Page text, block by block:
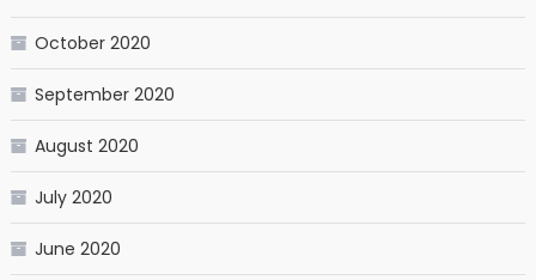
October 2020
September 2020
August 2020
July 2020
June 2020